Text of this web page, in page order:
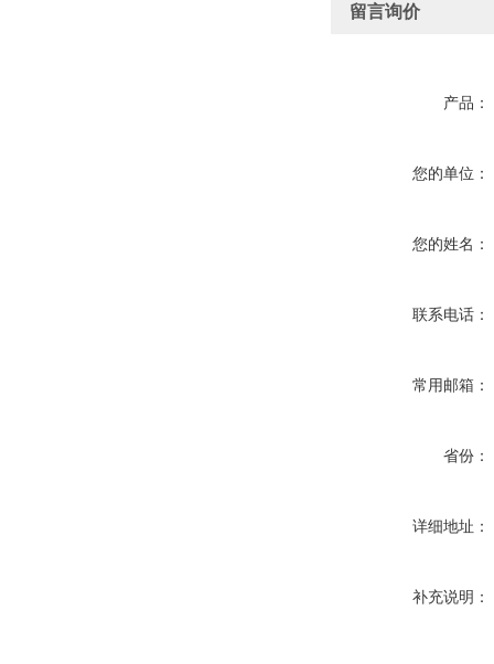
留言询价
产品：
您的单位：
您的姓名：
联系电话：
常用邮箱：
省份：
详细地址：
补充说明：